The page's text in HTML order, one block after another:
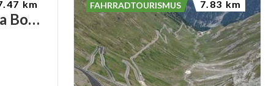
Alpengarten Rezia Bormio
km FAHRRADTOURISMUS 7.83 km